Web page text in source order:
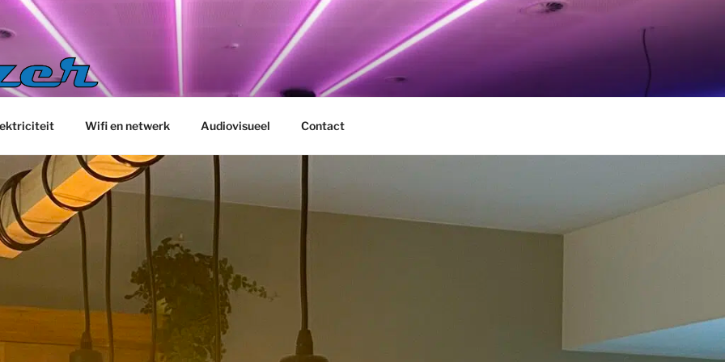
Wifi en netwerk Audiovisueel Contact